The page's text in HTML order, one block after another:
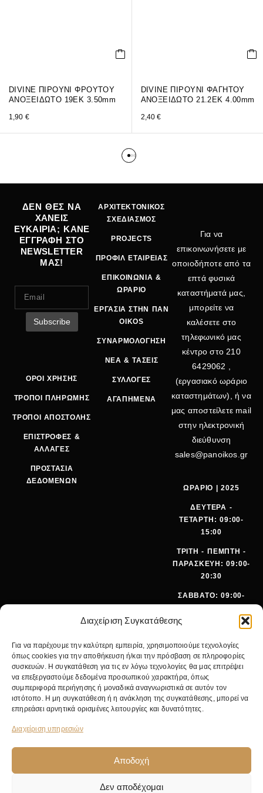
Διαχείριση Συγκατάθεσης
Για να παρέχουμε την καλύτερη εμπειρία, χρησιμοποιούμε τεχνολογίες
όπως cookies για την αποθήκευση ή/και την πρόσβαση σε πληροφορίες
συσκευών. Η συγκατάθεση για τις εν λόγω τεχνολογίες θα μας επιτρέψει
να επεξεργαστούμε δεδομένα προσωπικού χαρακτήρα, όπως
συμπεριφορά περιήγησης ή μοναδικά αναγνωριστικά σε αυτόν τον
ιστότοπο. Η μη συγκατάθεση ή η ανάκληση της συγκατάθεσης, μπορεί να
επηρεάσει αρνητικά ορισμένες λειτουργίες και δυνατότητες.
Διαχείριση υπηρεσιών
Αποδοχή
Δεν αποδέχομαι
DIVINE ΠΙΡΟΥΝΙ ΦΡΟΥΤΟΥ
ΑΝΟΞΕΙΔΩΤΟ 19ΕΚ 3.50mm
1,90 €
DIVINE ΠΙΡΟΥΝΙ ΦΑΓΗΤΟΥ
ΑΝΟΞΕΙΔΩΤΟ 21.2ΕΚ 4.00mm
2,40€
ΔΕΝ ΘΕΣ ΝΑ
ΧΑΝΕΙΣ
ΕΥΚΑΙΡΙΑ; ΚΑΝΕ
ΕΓΓΡΑΦΗ ΣΤΟ
NEWSLETTER
ΜΑΣ!
ΟΡΟΙ ΧΡΗΣΗΣ
ΤΡΟΠΟΙ ΠΛΗΡΩΜΗΣ
ΤΡΟΠΟΙ ΑΠΟΣΤΟΛΗΣ
ΕΠΙΣΤΡΟΦΕΣ &
ΑΛΛΑΓΕΣ
ΠΡΟΣΤΑΣΙΑ
ΔΕΔΟΜΕΝΩΝ
ΑΡΧΙΤΕΚΤΟΝΙΚΟΣ
ΣΧΕΔΙΑΣΜΟΣ
PROJECTS
ΠΡΟΦΙΛ ΕΤΑΙΡΕΙΑΣ
ΕΠΙΚΟΙΝΩΝΙΑ &
ΩΡΑΡΙΟ
ΕΡΓΑΣΙΑ ΣΤΗΝ ΠΑΝ
OIKOS
ΣΥΝΑΡΜΟΛΟΓΗΣΗ
ΝΕΑ & ΤΑΣΕΙΣ
ΣΥΛΛΟΓΕΣ
ΑΓΑΠΗΜΕΝΑ
Για να
επικοινωνήσετε με
οποιοδήποτε από τα
επτά φυσικά
καταστήματά μας,
μπορείτε να
καλέσετε στο
τηλεφωνικό μας
κέντρο στο 210
6429062
(εργασιακό ωράριο
καταστημάτων), ή να
μας αποστείλετε mail
στην ηλεκτρονική
διεύθυνση
sales@panoikos.gr
ΩΡΑΡΙΟ | 2025
ΔΕΥΤΕΡΑ -
ΤΕΤΑΡΤΗ: 09:00-
15:00
ΤΡΙΤΗ - ΠΕΜΠΤΗ -
ΠΑΡΑΣΚΕΥΗ: 09:00-
20:30
ΣΑΒΒΑΤΟ: 09:00-
ΩΝΟ:
642 9062
EMA
IL:
SALES@PANOI
KOS.GR
ΚΕΝΤΡΙΚ
Ο
ΚΑΤΑΣΤΗ
ΝΙΚ.
ΓΚΥΖΗ 24,